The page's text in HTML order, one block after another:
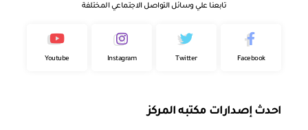
تابعنا علي وسائل التواصل الاجتماعي المختلفة
Facebook
Twitter
Instagram
Youtube
احدث إصدارات مكتبه المركز